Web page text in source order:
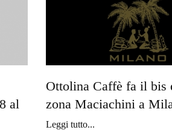
al
Ottolina Caffè fa il bis
zona Maciachini a
Leggi tutto...